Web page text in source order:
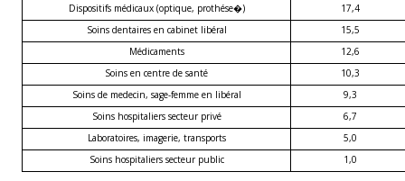
Dispositifs médicaux (optique, prothése�)
17,4
Soins dentaires en cabinet libéral
15,5
Médicaments
12,6
Soins en centre de santé
10,3
Soins de medecin, sage-femme en libéral
9,3
Soins hospitaliers secteur privé
6,7
Laboratoires, imagerie, transports
5,0
Soins hospitaliers secteur public
1,0